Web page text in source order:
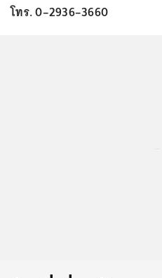
โทร. 0–2936–3660